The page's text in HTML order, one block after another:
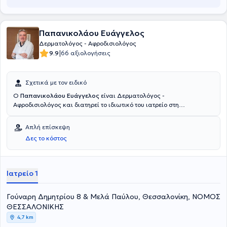
Παπανικολάου Ευάγγελος
Δερματολόγος - Αφροδισιολόγος
9.9|66 αξιολογήσεις
Σχετικά με τον ειδικό
Ο Παπανικολάου Ευάγγελος είναι Δερματολόγος -
Αφροδισιολόγος και διατηρεί το ιδιωτικό του ιατρείο στη
Δημοκρίτειου Πανεπιστήμιου και κάτοχος Μεταπτυχιακού Τίτλου
Σπουδών. Ο ιατρός ειδικεύτηκε στη Δερματολογία στο Νοσοκομείο
Αφροδίσιων και Δερματικών Νόσων Θεσσαλονίκης ενώ στο ιατρείο
του αναλαμβάνει πλήθος περιστατικών που άπτονται όλου του
Απλή επίσκεψη
Δες το κόστος
Ιατρείο 1
Γούναρη Δημητρίου 8 & Μελά Παύλου, Θεσσαλονίκη, ΝΟΜΟΣ
ΘΕΣΣΑΛΟΝΙΚΗΣ
4,7 km